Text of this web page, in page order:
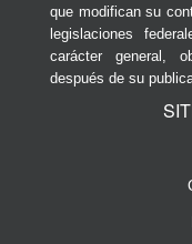
que modifican su
legislaciones
carácter general,
después de su